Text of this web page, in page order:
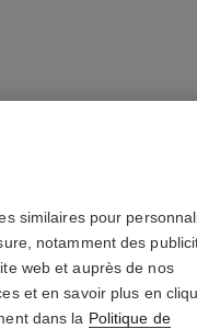
BAUME
Stick Éclat Multi-
En savoir plus
Réf. 169065
similaires pour
notamment des
web et auprès de nos
et en savoir plus en
dans la Politique de